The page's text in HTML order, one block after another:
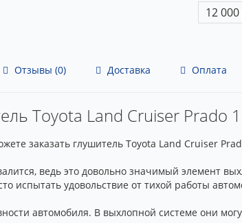
12 000
Отзывы (0) Доставка Оплата
Toyota Land Cruiser Prado
заказать глушитель Toyota Land Cruiser
ведь это довольно значимый элемент
испытать удовольствие от тихой работы
автомобиля. В выхлопной системе они